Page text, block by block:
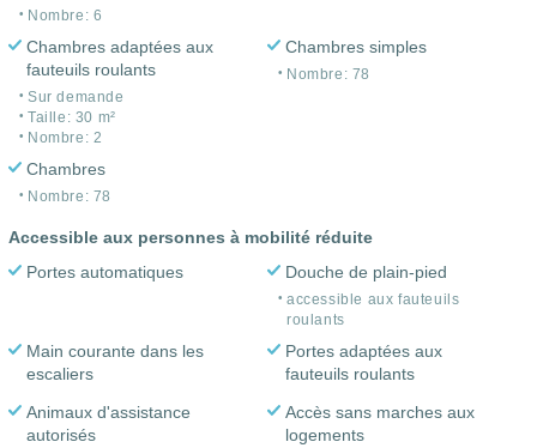
Nombre: 6
Chambres adaptées aux
fauteuils roulants
Sur demande
Taille: 30 m²
Nombre: 2
Chambres simples
Nombre: 78
Chambres
Nombre: 78
Accessible aux personnes à mobilité réduite
Portes automatiques
Douche de plain-pied
accessible aux fauteuils
roulants
Main courante dans les
escaliers
Portes adaptées aux
fauteuils roulants
Animaux d'assistance
autorisés
Accès sans marches aux
logements